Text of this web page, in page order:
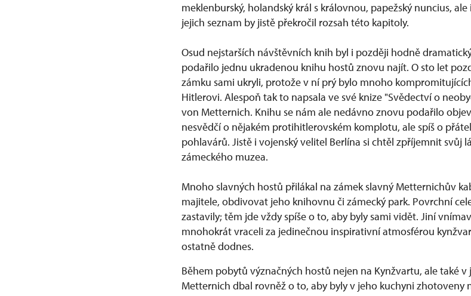
meklenburský, holandský král s královnou, papežský nuncius, ale
jejich seznam by jistě překročil rozsah této kapitoly.
Osud nejstarších návštěvních knih byl i později hodně
podařilo jednu ukradenou knihu hostů znovu najít. O sto let
zámku sami ukryli, protože v ní prý bylo mnoho
Hitlerovi. Alespoň tak to napsala ve své knize "Svědectví o
von Metternich. Knihu se nám ale nedávno znovu podařilo
nesvědčí o nějakém protihitlerovském komplotu, ale spíš o
pohlavárů. Jistě i vojenský velitel Berlína si chtěl zpříjemnit svůj
zámeckého muzea.
Mnoho slavných hostů přilákal na zámek slavný Metternichův
majitele, obdivovat jeho knihovnu či zámecký park. Povrchní
zastavily; těm jde vždy spíše o to, aby byly sami vidět. Jiní
mnohokrát vraceli za jedinečnou inspirativní atmosférou
ostatně dodnes.
Během pobytů význačných hostů nejen na Kynžvartu, ale také v
Metternich dbal rovněž o to, aby byly v jeho kuchyni zhotoveny